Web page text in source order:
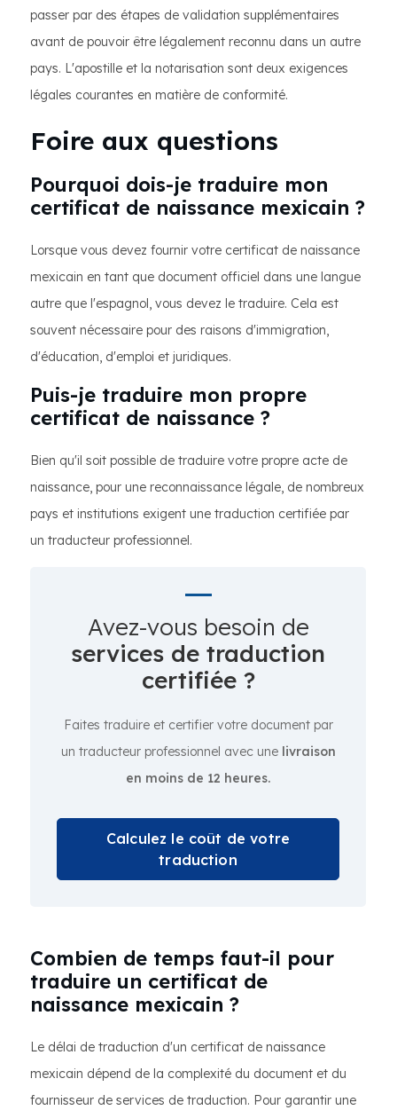
passer par des étapes de validation supplémentaires
avant de pouvoir être légalement reconnu dans un autre
pays. L'apostille et la notarisation sont deux exigences
légales courantes en matière de conformité.
Foire aux questions
Pourquoi dois-je traduire mon
certificat de naissance mexicain ?
Lorsque vous devez fournir votre certificat de naissance
mexicain en tant que document officiel dans une langue
autre que l'espagnol, vous devez le traduire. Cela est
souvent nécessaire pour des raisons d'immigration,
d'éducation, d'emploi et juridiques.
Puis-je traduire mon propre
certificat de naissance ?
Bien qu'il soit possible de traduire votre propre acte de
naissance, pour une reconnaissance légale, de nombreux
pays et institutions exigent une traduction certifiée par
un traducteur professionnel.
Avez-vous besoin de
services de traduction
certifiée ?
Faites traduire et certifier votre document par
un traducteur professionnel avec une livraison
en moins de 12 heures.
Calculez le coût de votre
traduction
Combien de temps faut-il pour
traduire un certificat de
naissance mexicain ?
Le délai de traduction d'un certificat de naissance
mexicain dépend de la complexité du document et du
fournisseur de services de traduction. Pour garantir une